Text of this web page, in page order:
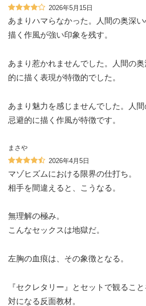
2026年5月15日
あまりハマらなかった。人間の奥深
描く作風が強い印象を残す。
あまり惹かれませんでした。人間の
的に描く表現が特徴的でした。
あまり魅力を感じませんでした。人
忌避的に描く作風が特徴です。
まさや
2026年4月5日
マゾヒズムにおける限界の仕打ち。
相手を間違えると、こうなる。
無理解の極み。
こんなセックスは地獄だ。
左胸の血痕は、その象徴となる。
『セクレタリー』とセットで観ること
対になる反面教材。